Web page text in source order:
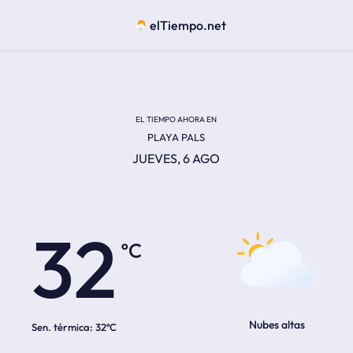
elTiempo.net
EL TIEMPO AHORA EN
PLAYA PALS
JUEVES, 6 AGO
32
Sen. térmica: 32ºC Nubes altas